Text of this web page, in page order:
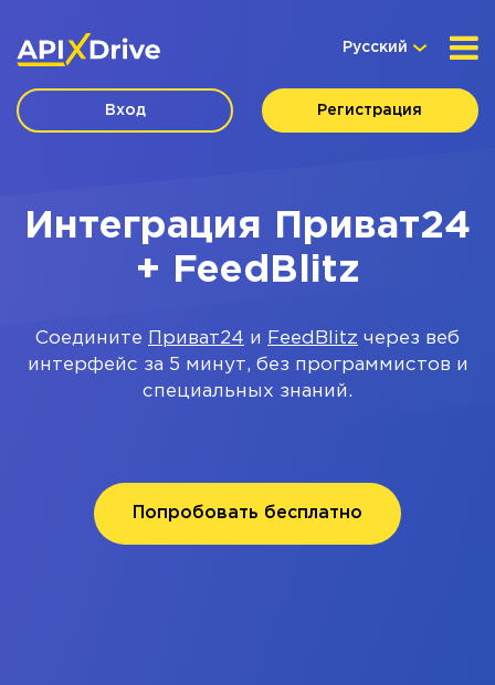
Русский
Вход Регистрация
Интеграция Приват24
+ FeedBlitz
Соедините Приват24 и FeedBlitz через веб
интерфейс за 5 минут, без программистов и
специальных знаний.
Попробовать бесплатно